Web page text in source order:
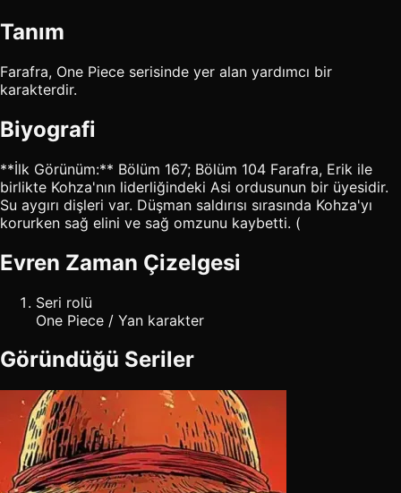
Tanım
Farafra, One Piece serisinde yer alan yardımcı bir
karakterdir.
Biyografi
**İlk Görünüm:** Bölüm 167; Bölüm 104 Farafra, Erik ile
birlikte Kohza'nın liderliğindeki Asi ordusunun bir üyesidir.
Su aygırı dişleri var. Düşman saldırısı sırasında Kohza'yı
korurken sağ elini ve sağ omzunu kaybetti. (
Evren Zaman Çizelgesi
Seri rolü
One Piece / Yan karakter
Göründüğü Seriler